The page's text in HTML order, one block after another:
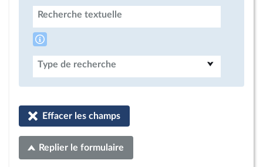
Recherche textuelle
Type de recherche
Effacer les champs
Replier le formulaire